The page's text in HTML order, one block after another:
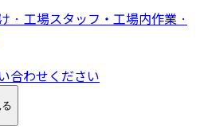
· 工場スタッフ・工場内作業 ·
合わせください